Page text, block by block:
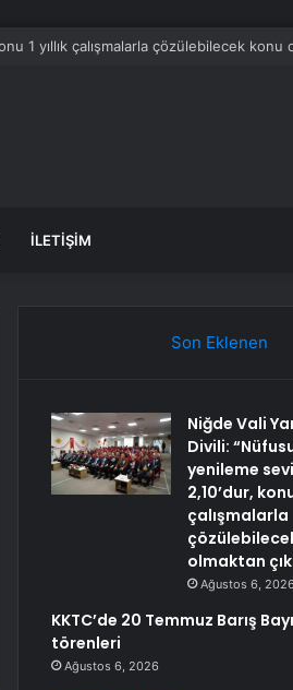
İLETIŞIM
Son Eklenen
Niğde Vali
Divili:
yenileme
2,10’dur, konu
çalışmalarla
olmaktan
Ağustos 6, 2026
KKTC’de 20 Temmuz Barış
törenleri
Ağustos 6, 2026